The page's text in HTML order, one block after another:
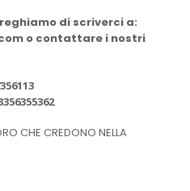
di scriverci a:
o contattare i nostri
CHE CREDONO NELLA